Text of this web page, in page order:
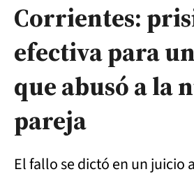
Corrientes:
efectiva para
que abusó a la
pareja
El fallo se dictó en un juicio